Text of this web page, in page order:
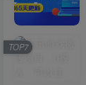
TOP7